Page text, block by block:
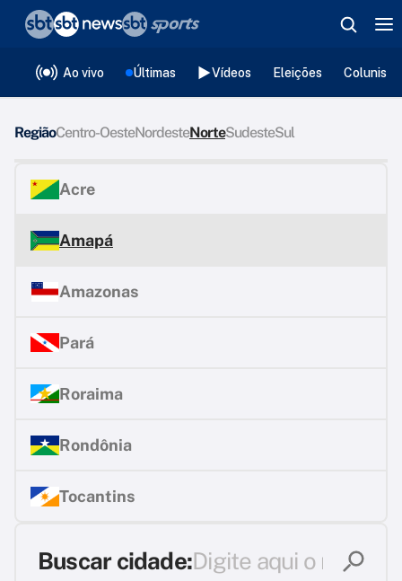
Ao vivo Últimas Vídeos Eleições
RegiãoCentro-OesteNordesteNorteSudesteSul
Acre
Amapá
Amazonas
Pará
Roraima
Rondônia
Tocantins
Buscar cidade:
❮voltar
Editorias